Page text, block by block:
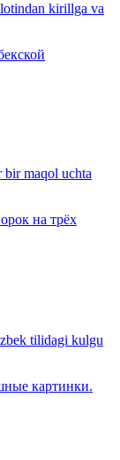
kirillga va
maqol uchta
на трёх
tilidagi kulgu
картинки.